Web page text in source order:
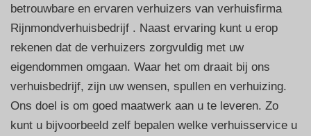
betrouwbare en ervaren verhuizers van verhuisfirma
Rijnmondverhuisbedrijf . Naast ervaring kunt u erop
rekenen dat de verhuizers zorgvuldig met uw
eigendommen omgaan. Waar het om draait bij ons
verhuisbedrijf, zijn uw wensen, spullen en verhuizing.
Ons doel is om goed maatwerk aan u te leveren. Zo
kunt u bijvoorbeeld zelf bepalen welke verhuisservice u